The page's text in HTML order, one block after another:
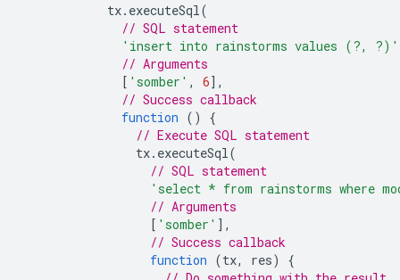
tx. executeSql(
// SQL statement
'insert into rainstorms values (?, ?)'
// Arguments
[ 'somber' , 6],
// Success callback
function ()
{
// Execute SQL statement
tx. executeSql(
// SQL statement
'select * from rainstorms where
// Arguments
[ 'somber' ],
// Success callback
function (tx, res)
{